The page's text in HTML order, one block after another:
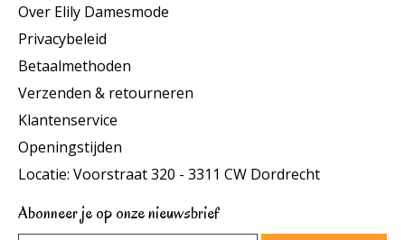
Over Elily Damesmode
Privacybeleid
Betaalmethoden
Verzenden & retourneren
Klantenservice
Openingstijden
Locatie: Voorstraat 320 - 3311 CW Dordrecht
Abonneer je op onze nieuwsbrief